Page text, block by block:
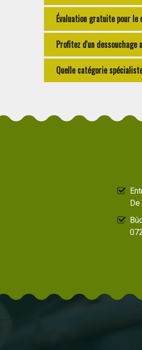
Évaluation gratuite pour le
Profitez d'un dessouchage
Quelle catégorie